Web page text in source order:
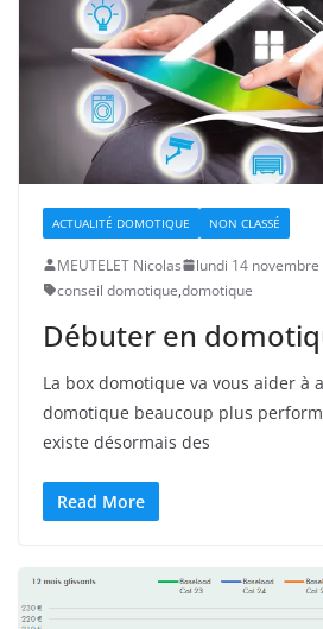
ACTUALITÉ DOMOTIQUE NON CLASSÉ
MEUTELET Nicolas
lundi 14 novembre
conseil domotique,domotique
Débuter en
La box domotique va vous aider à
domotique beaucoup plus
existe désormais des
Read More